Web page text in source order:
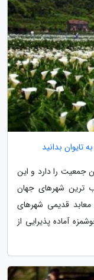
تایوان بدانید
جمعیت را دارد و این
ترین شهرهای جهان
معابد قدیمی شهرهای
آماده پذیرایی از